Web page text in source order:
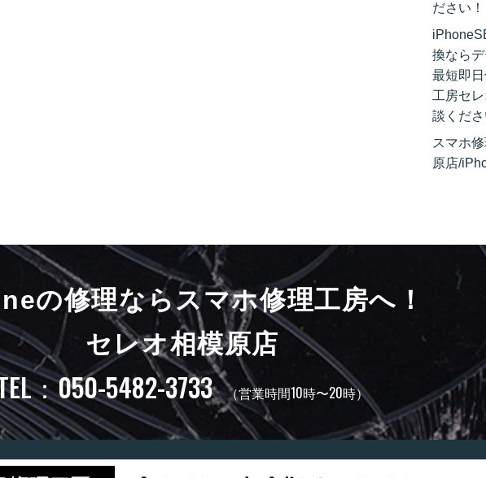
ださい！
換ならデ
最短即
工房セ
談くださ
スマホ
原店/
の修理ならスマホ修理工房へ！
セレオ相模原店
：050-5482-3733 （営業時間10時〜20時）